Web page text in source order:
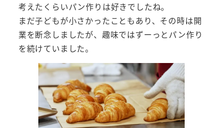
考えたくらいパン作りは好きでしたね。
まだ子どもが小さかったこともあり、その時は開
業を断念しましたが、趣味ではずーっとパン作り
を続けていました。